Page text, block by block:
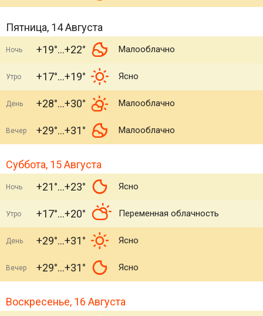
Пятница, 14 Августа
Ночь +19° +22° Малооблачно
Утро +17° +19° Ясно
День +28° +30° Малооблачно
Вечер +29° +31° Малооблачно
Суббота, 15 Августа
Ночь +21° +23° Ясно
Утро +17° +20° Переменная облачность
День +29° +31° Ясно
Вечер +29° +31° Ясно
Воскресенье, 16 Августа